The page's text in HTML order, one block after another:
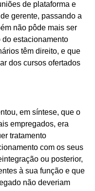
de plataforma e
gerente, passando a
não pôde mais ser
do estacionamento
têm direito, e que
dos cursos ofertados
em síntese, que o
empregados, era
tratamento
com os seus
ou posterior,
à sua função e que
não deveriam